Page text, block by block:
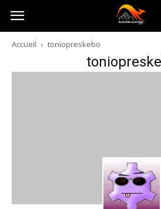
Australia-
australie.com
Accueil toniopreskebo